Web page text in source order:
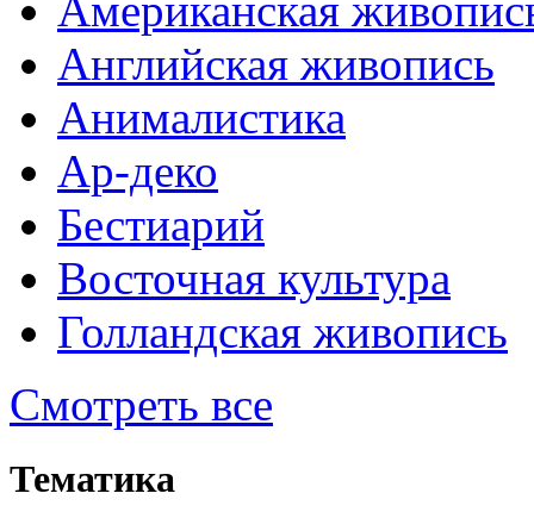
Английская живопись
Анималистика
Ар-деко
Бестиарий
Восточная культура
Голландская живопись
Смотреть все
Тематика